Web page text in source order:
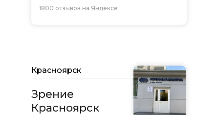
1800 отзывов на Яндексе
Красноярск
Зрение
Красноярск